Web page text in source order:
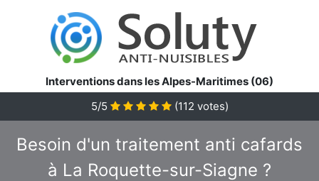
Interventions dans les Alpes-Maritimes (06)
5/5 (112 votes)
Besoin d'un traitement anti cafards
à La Roquette-sur-Siagne ?